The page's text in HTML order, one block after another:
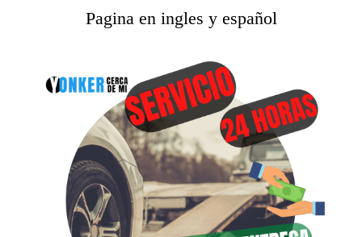
Pagina en ingles y español